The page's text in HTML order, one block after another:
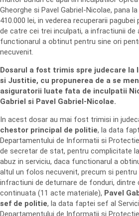
Gheorghe si Pavel Gabriel-Nicolae, pana
410.000 lei, in vederea recuperarii
de catre cei trei inculpati, a infractiunii de
functionarul a obtinut pentru sine ori
necuvenit.
Dosarul a fost trimis spre judecare la
si Justitie, cu propunerea de a se
asiguratorii luate fata de inculpatii
Gabriel si Pavel Gabriel-Nicolae.
In acest dosar au mai fost trimisi in
chestor principal de politie, la data
Departamentului de Informatii si Protectie
de secretar de stat, pentru complicitate
abuz in serviciu, daca functionarul a
altul un folos necuvenit, precum si pentru
infractiuni de deturnare de fonduri, dintre
continuata (11 acte materiale), Pavel
sef de politie, la data faptei sef al
Departamentului de Informatii si Protectie